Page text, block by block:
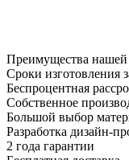
Преимущества
Сроки изготовления
Беспроцентная
Собственное
Большой выбор
Разработка дизайн-
2 года гарантии